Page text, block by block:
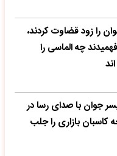
را زود قضاوت کردند،
چه الماسی را
جوان با صدای رسا در
کاسبان بازاری را جلب